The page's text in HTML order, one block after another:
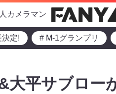
カメラマン
定! # M-1グランプリ
大平サブロー